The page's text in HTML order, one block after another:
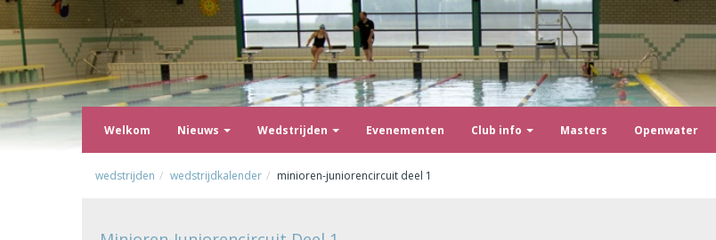
Welkom Nieuws Wedstrijden Evenementen Club info Masters Openwater
wedstrijden wedstrijdkalender minioren-juniorencircuit deel 1